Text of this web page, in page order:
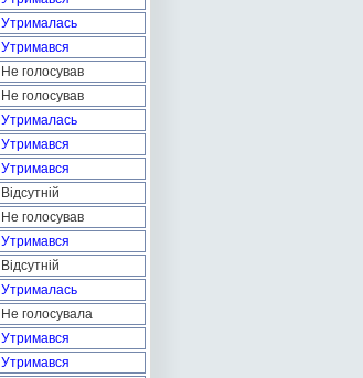
Утрималась
Утримався
Не голосував
Не голосував
Утрималась
Утримався
Утримався
Відсутній
Не голосував
Утримався
Відсутній
Утрималась
Не голосувала
Утримався
Утримався